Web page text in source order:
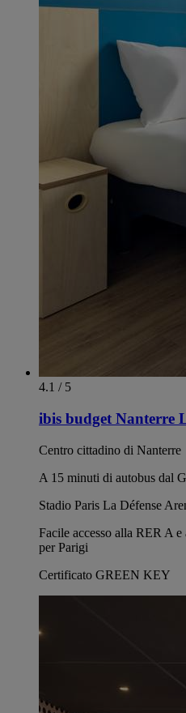
4.1 / 5
ibis budget Nanterre
Centro cittadino di Nanterre
A 15 minuti di autobus dal
Stadio Paris La Défense
Facile accesso alla RER A
per Parigi
Certificato GREEN KEY